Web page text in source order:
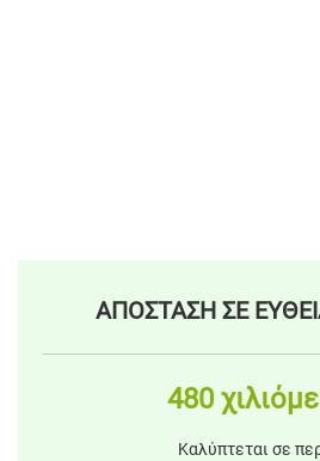
ΑΠΟΣΤΑΣΗ ΣΕ
480
Καλύπτεται σε